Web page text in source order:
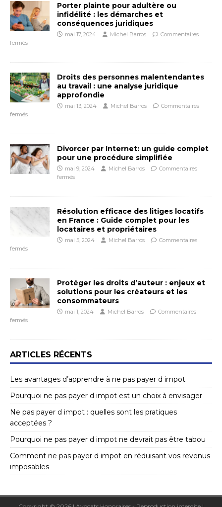
Porter plainte pour adultère ou
infidélité : les démarches et
conséquences juridiques
mai 17, 2024 Michel Barros
Commentaires
fermés
Droits des personnes malentendantes
au travail : une analyse juridique
approfondie
mai 13, 2024 Michel Barros
Commentaires
fermés
Divorcer par Internet: un guide complet
pour une procédure simplifiée
mai 9, 2024 Michel Barros
Commentaires
fermés
Résolution efficace des litiges locatifs
en France : Guide complet pour les
locataires et propriétaires
mai 5, 2024 Michel Barros
Commentaires
fermés
Protéger les droits d’auteur : enjeux et
solutions pour les créateurs et les
consommateurs
mai 1, 2024 Michel Barros
Commentaires
fermés
ARTICLES RÉCENTS
Les avantages d’apprendre à ne pas payer d impot
Pourquoi ne pas payer d impot est un choix à envisager
Ne pas payer d impot : quelles sont les pratiques
acceptées ?
Pourquoi ne pas payer d impot ne devrait pas être tabou
Comment ne pas payer d impot en réduisant vos revenus
imposables